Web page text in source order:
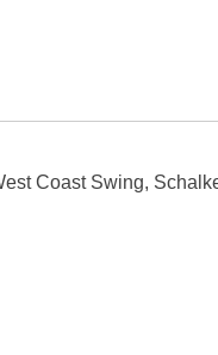
Coast Swing,